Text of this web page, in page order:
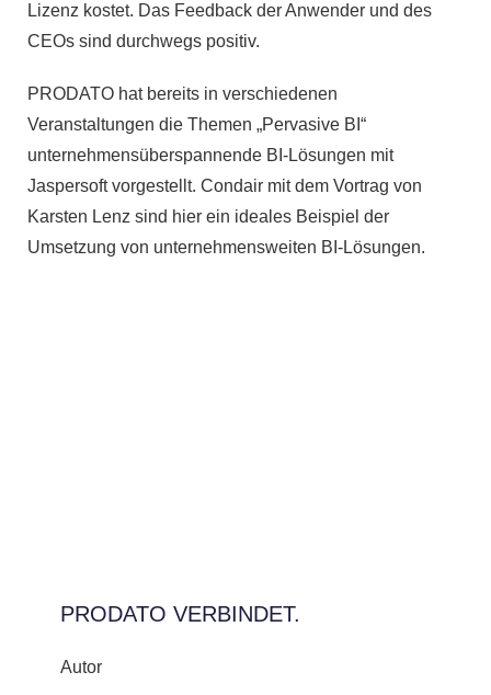
Lizenz kostet. Das Feedback der Anwender und des
CEOs sind durchwegs positiv.
PRODATO hat bereits in verschiedenen
Veranstaltungen die Themen „Pervasive BI“
unternehmensüberspannende BI-Lösungen mit
Jaspersoft vorgestellt. Condair mit dem Vortrag von
Karsten Lenz sind hier ein ideales Beispiel der
Umsetzung von unternehmensweiten BI-Lösungen.
PRODATO VERBINDET.
Autor